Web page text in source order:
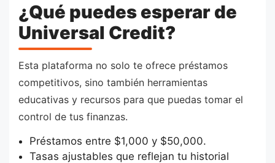
¿Qué puedes esperar de
Universal Credit?
Esta plataforma no solo te ofrece préstamos
competitivos, sino también herramientas
educativas y recursos para que puedas tomar el
control de tus finanzas.
Préstamos entre $1,000 y $50,000.
Tasas ajustables que reflejan tu historial